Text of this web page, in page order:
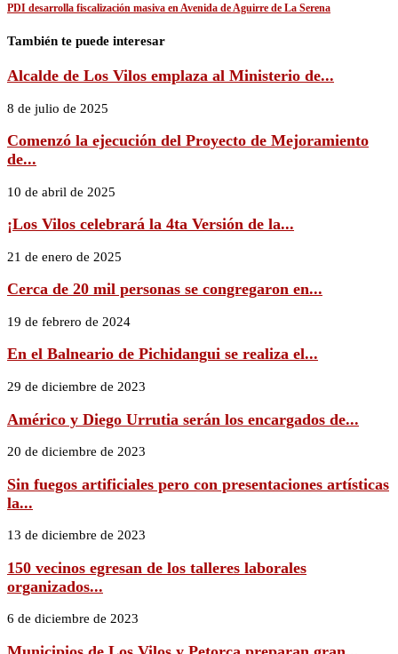
PDI desarrolla fiscalización masiva en Avenida de Aguirre de La Serena
También te puede interesar
Alcalde de Los Vilos emplaza al Ministerio de...
8 de julio de 2025
Comenzó la ejecución del Proyecto de Mejoramiento
de...
10 de abril de 2025
¡Los Vilos celebrará la 4ta Versión de la...
21 de enero de 2025
Cerca de 20 mil personas se congregaron en...
19 de febrero de 2024
En el Balneario de Pichidangui se realiza el...
29 de diciembre de 2023
Américo y Diego Urrutia serán los encargados de...
20 de diciembre de 2023
Sin fuegos artificiales pero con presentaciones artísticas
la...
13 de diciembre de 2023
150 vecinos egresan de los talleres laborales
organizados...
6 de diciembre de 2023